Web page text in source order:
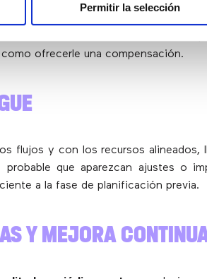
Permitir la selección
como ofrecerle una compensación.
flujos y con los recursos alineados,
probable que aparezcan ajustes o
a la fase de planificación previa.
Y MEJORA